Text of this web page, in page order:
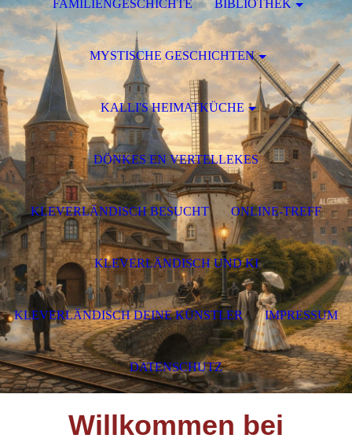
Willkommen bei
FAMILIENGESCHICHTE BIBLIOTHEK
MYSTISCHE GESCHICHTEN
KALLI'S HEIMATKÜCHE
DÖNKES EN VERTELLEKES
KLEVERLÄNDISCH BESUCHT ONLINE-TREFF
KLEVERLÄNDISCH UND KI
KLEVERLÄNDISCH DEINE KÜNSTLER IMPRESSUM
DATENSCHUTZ